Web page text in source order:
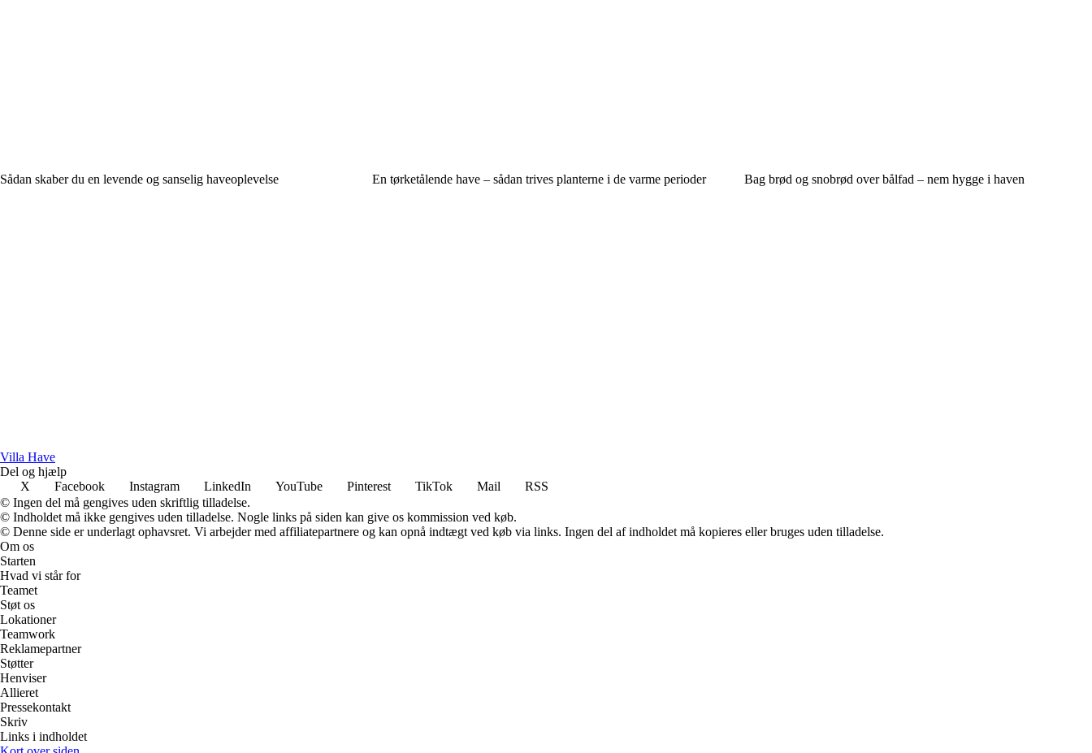
Sådan skaber du en levende og sanselig haveoplevelse En tørketålende have – sådan trives planterne i de varme perioder Bag brød og snobrød over bålfad – nem hygge i haven
Villa Have
Del og hjælp
X
Facebook Instagram LinkedIn YouTube Pinterest TikTok Mail
RSS
© Ingen del må gengives uden skriftlig tilladelse.
© Indholdet må ikke gengives uden tilladelse. Nogle links på siden kan give os kommission ved køb.
© Denne side er underlagt ophavsret. Vi arbejder med affiliatepartnere og kan opnå indtægt ved køb via links. Ingen del af indholdet må kopieres eller bruges uden tilladelse.
Om os
Starten
Hvad vi står for
Teamet
Støt os
Lokationer
Teamwork
Reklamepartner
Støtter
Henviser
Allieret
Pressekontakt
Skriv
Links i indholdet